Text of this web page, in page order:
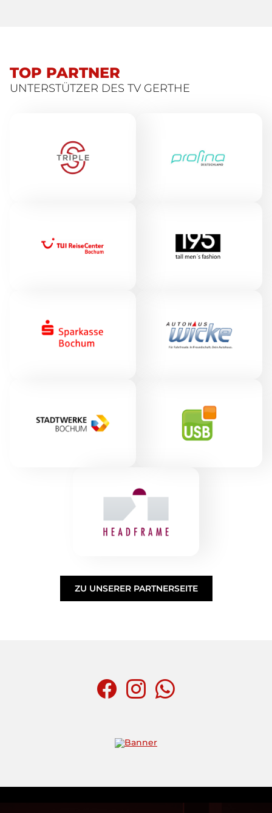
TOP PARTNER
UNTERSTÜTZER DES TV GERTHE
ZU UNSERER PARTNERSEITE